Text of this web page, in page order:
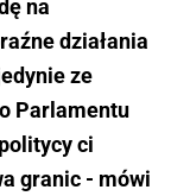
na
działania
ze
Parlamentu
ci
granic - mówi